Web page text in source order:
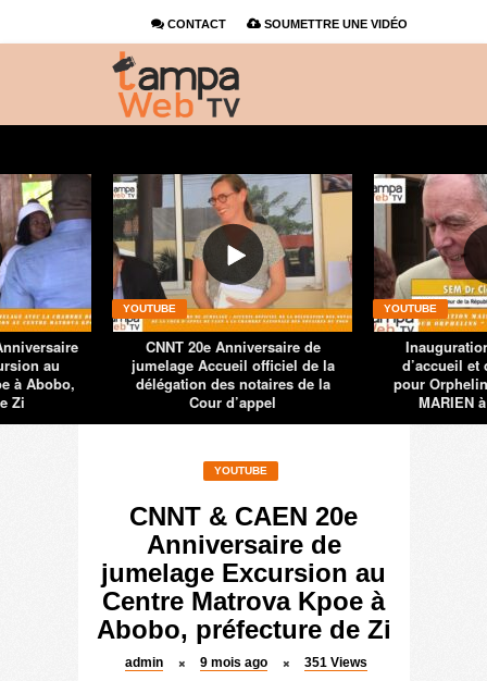
CONTACT SOUMETTRE UNE VIDÉO
au
à Abobo,
Zi
YOUTUBE
CNNT 20e Anniversaire de
jumelage Accueil officiel de la
délégation des notaires de la
Cour d’appel
YOUTUBE
d’accueil et
pour
MARIEN
YOUTUBE
CNNT & CAEN 20e
Anniversaire de
jumelage Excursion au
Centre Matrova Kpoe à
Abobo, préfecture de Zi
admin 9 mois ago 351 Views